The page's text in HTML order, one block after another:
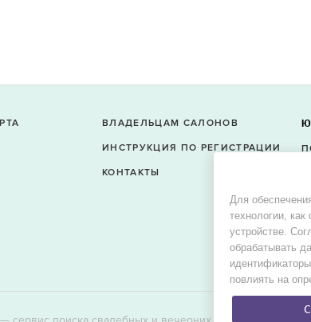
Для
технологии,
устройстве.
обрабатывать
повлиять на
ВЛАДЕЛЬЦАМ САЛОНОВ
ИНСТРУКЦИЯ ПО РЕГИСТРАЦИИ
КОНТАКТЫ